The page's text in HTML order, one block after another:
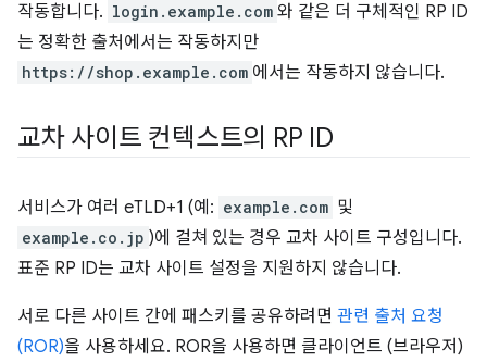
작동합니다. login.example.com 와 같은 더 구체적인 RP ID
는 정확한 출처에서는 작동하지만
https://shop.example.com 에서는 작동하지 않습니다.
교차 사이트 컨텍스트의 RP ID
서비스가 여러 eTLD+1 (예: example.com 및
example.co.jp )에 걸쳐 있는 경우 교차 사이트 구성입니다.
표준 RP ID는 교차 사이트 설정을 지원하지 않습니다.
서로 다른 사이트 간에 패스키를 공유하려면 관련 출처 요청
(ROR)을 사용하세요. ROR을 사용하면 클라이언트 (브라우저)